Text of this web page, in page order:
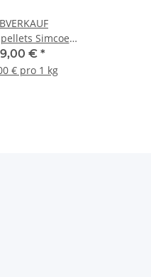
Simcoe -
500g€ *
€ pro 1 kg